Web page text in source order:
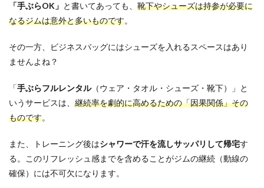
Q1.運
動が
苦手
心者
でも
大丈
しょ
う
Q2.ど
らい
で効
「手ぶらOK」 と書いてあっても、 靴下やシューズは持参が必要に
なるジムは意外と多いものです。
その一方、ビジネスバッグにはシューズを入れるスペースはあり
ませんよね？
「手ぶらフルレンタル（ウェア・タオル・シューズ・靴下）」と
いうサービスは、 継続率を劇的に高めるための「因果関係」その
ものです。
また、トレーニング後はシャワーで汗を流しサッパリして帰宅す
る。このリフレッシュ感までを含めることがジムの継続（動線の
確保）には不可欠になります。